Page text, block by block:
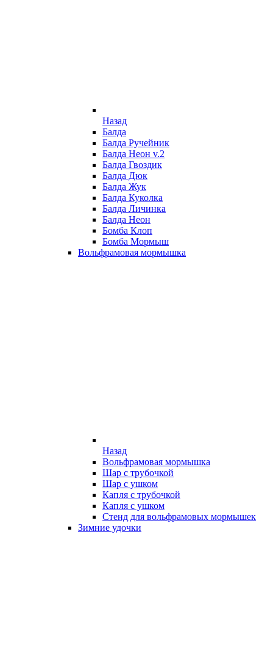
Назад
Балда
Балда Ручейник
Балда Неон v.2
Балда Гвоздик
Балда Дюк
Балда Жук
Балда Куколка
Балда Личинка
Балда Неон
Бомба Клоп
Бомба Мормыш
Вольфрамовая мормышка
Назад
Вольфрамовая мормышка
Шар с трубочкой
Шар с ушком
Капля с трубочкой
Капля с ушком
Стенд для вольфрамовых мормышек
Зимние удочки